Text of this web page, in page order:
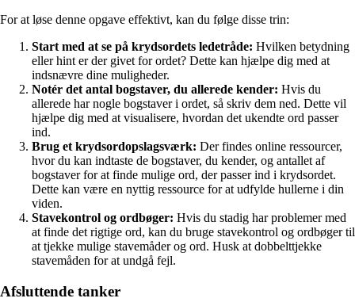
For at løse denne opgave effektivt, kan du følge disse trin:
Start med at se på krydsordets ledetråde: Hvilken betydning
eller hint er der givet for ordet? Dette kan hjælpe dig med at
indsnævre dine muligheder.
Notér det antal bogstaver, du allerede kender: Hvis du
allerede har nogle bogstaver i ordet, så skriv dem ned. Dette vil
hjælpe dig med at visualisere, hvordan det ukendte ord passer
ind.
Brug et krydsordopslagsværk: Der findes online ressourcer,
hvor du kan indtaste de bogstaver, du kender, og antallet af
bogstaver for at finde mulige ord, der passer ind i krydsordet.
Dette kan være en nyttig ressource for at udfylde hullerne i din
viden.
Stavekontrol og ordbøger: Hvis du stadig har problemer med
at finde det rigtige ord, kan du bruge stavekontrol og ordbøger til
at tjekke mulige stavemåder og ord. Husk at dobbelttjekke
stavemåden for at undgå fejl.
Afsluttende tanker